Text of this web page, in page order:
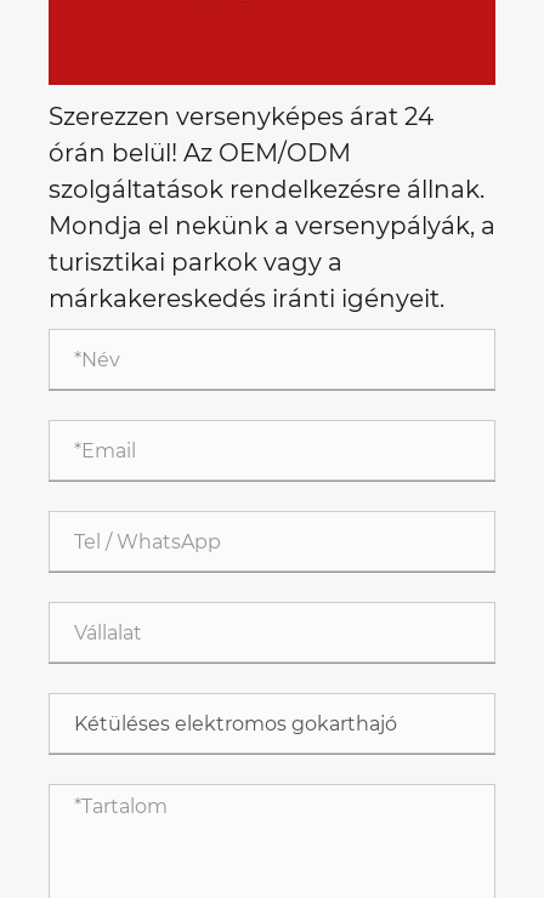
Szerezzen versenyképes árat 24
órán belül! Az OEM/ODM
szolgáltatások rendelkezésre állnak.
Mondja el nekünk a versenypályák, a
turisztikai parkok vagy a
márkakereskedés iránti igényeit.